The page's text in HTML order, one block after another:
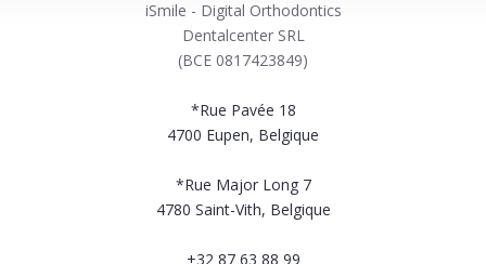
iSmile - Digital Orthodontics
Dentalcenter SRL
(BCE 0817423849)
*Rue Pavée 18
4700 Eupen, Belgique
*Rue Major Long 7
4780 Saint-Vith, Belgique
+32 87 63 88 99